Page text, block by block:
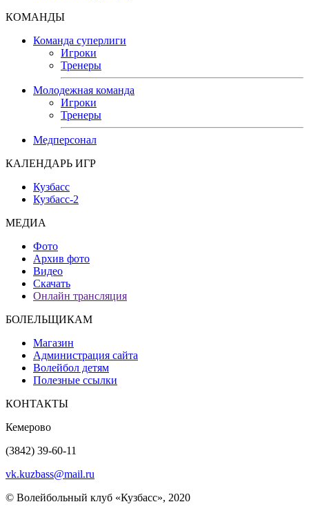
КОМАНДЫ
Команда суперлиги
Игроки
Тренеры
Молодежная команда
Игроки
Тренеры
Медперсонал
КАЛЕНДАРЬ ИГР
Кузбасс
Кузбасс-2
МЕДИА
Фото
Архив фото
Видео
Скачать
Онлайн трансляция
БОЛЕЛЬЩИКАМ
Магазин
Администрация сайта
Волейбол детям
Полезные ссылки
КОНТАКТЫ
Кемерово
(3842) 39-60-11
vk.kuzbass@mail.ru
© Волейбольный клуб «Кузбасс», 2020